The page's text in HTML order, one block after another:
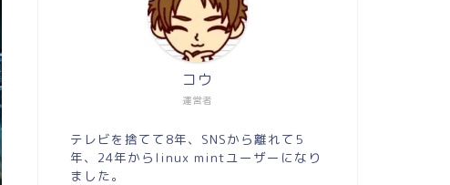
運営者
コウ
テレビを捨てて8年、SNSから離れて5
年、24年からlinux mintユーザーになり
ました。